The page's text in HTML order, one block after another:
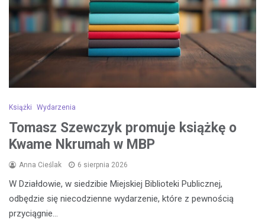
Książki Wydarzenia
Tomasz Szewczyk promuje książkę o
Kwame Nkrumah w MBP
Anna Cieślak 6 sierpnia 2026
W Działdowie, w siedzibie Miejskiej Biblioteki Publicznej,
odbędzie się niecodzienne wydarzenie, które z pewnością
przyciągnie…